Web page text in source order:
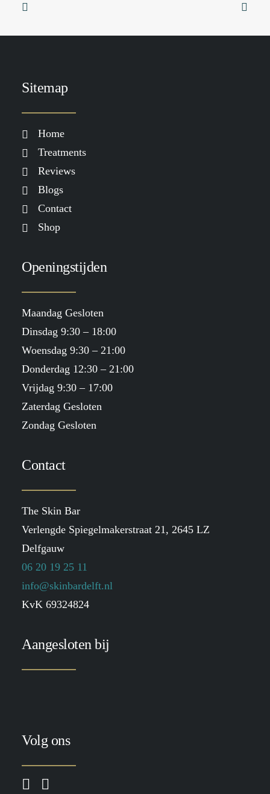
Sitemap
Home
Treatments
Reviews
Blogs
Contact
Shop
Openingstijden
Maandag Gesloten
Dinsdag 9:30 – 18:00
Woensdag 9:30 – 21:00
Donderdag 12:30 – 21:00
Vrijdag 9:30 – 17:00
Zaterdag Gesloten
Zondag Gesloten
Contact
The Skin Bar
Verlengde Spiegelmakerstraat 21, 2645 LZ
Delfgauw
06 20 19 25 11
info@skinbardelft.nl
KvK 69324824
Aangesloten bij
Volg ons